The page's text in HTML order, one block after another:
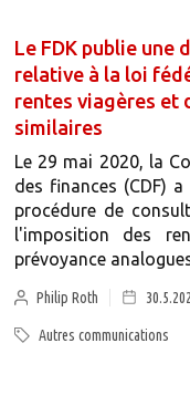
Le FDK publie
relative à la loi
rentes viagères et
similaires
Le 29 mai 2020, la
des finances (CDF)
procédure de
l'imposition des
prévoyance
Philip Roth
Autres communications